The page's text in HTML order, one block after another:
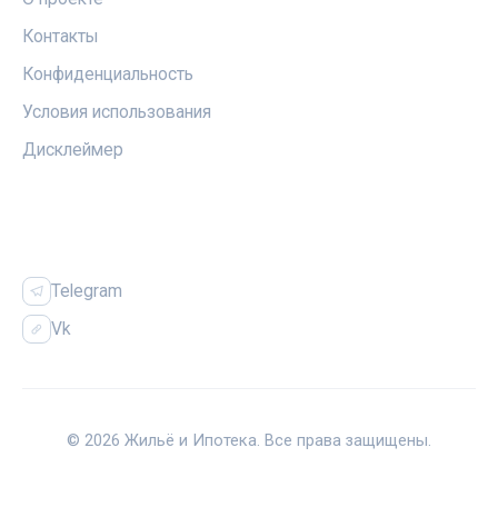
Контакты
Конфиденциальность
Условия использования
Дисклеймер
Telegram
Vk
© 2026 Жильё и Ипотека. Все права защищены.